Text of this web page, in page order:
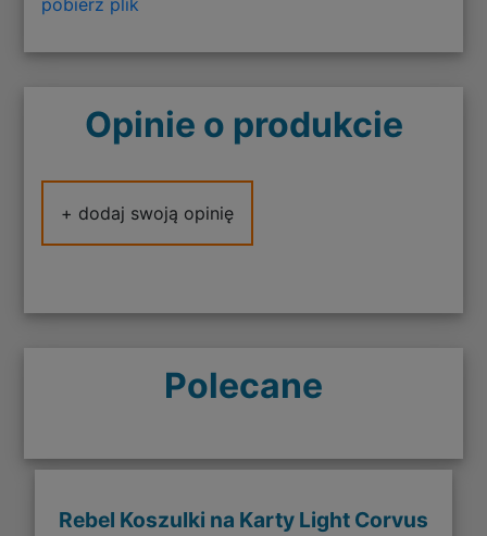
pobierz plik
Opinie o produkcie
+ dodaj swoją opinię
Polecane
Rebel Koszulki na Karty Light Corvus